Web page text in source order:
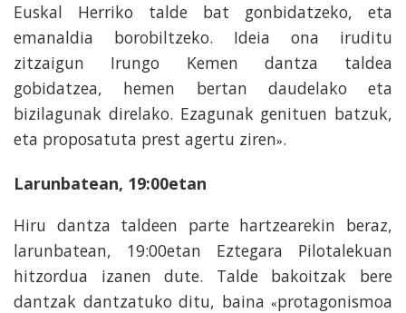
Euskal Herriko talde bat gonbidatzeko, eta
emanaldia borobiltzeko. Ideia ona iruditu
zitzaigun Irungo Kemen dantza taldea
gobidatzea, hemen bertan daudelako eta
bizilagunak direlako. Ezagunak genituen batzuk,
eta proposatuta prest agertu ziren».
Larunbatean, 19:00etan
Hiru dantza taldeen parte hartzearekin beraz,
larunbatean, 19:00etan Eztegara Pilotalekuan
hitzordua izanen dute. Talde bakoitzak bere
dantzak dantzatuko ditu, baina «protagonismoa